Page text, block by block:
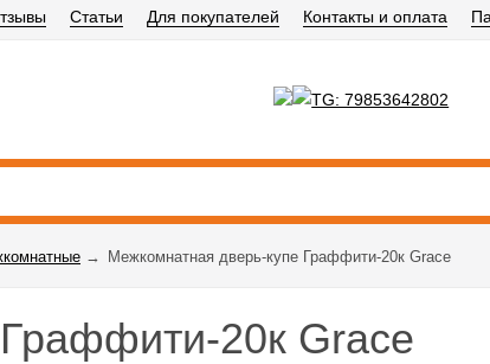
Статьи Для покупателей Контакты и оплата
→ Межкомнатная дверь-купе Граффити-20к Grace
20к Grace